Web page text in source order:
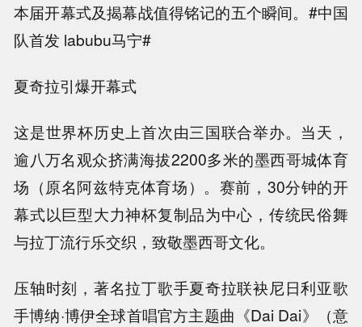
本届开幕式及揭幕战值得铭记的五个瞬间。#中国
队首发 labubu马宁#
夏奇拉引爆开幕式
这是世界杯历史上首次由三国联合举办。当天，
逾八万名观众挤满海拔2200多米的墨西哥城体育
场（原名阿兹特克体育场）。赛前，30分钟的开
幕式以巨型大力神杯复制品为中心，传统民俗舞
与拉丁流行乐交织，致敬墨西哥文化。
压轴时刻，著名拉丁歌手夏奇拉联袂尼日利亚歌
手博纳·博伊全球首唱官方主题曲《Dai Dai》（意